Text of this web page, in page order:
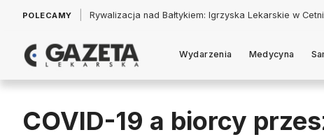
POLECAMY Łukasz Jankowski: Politycy w pogoni za króliczkiem
Wydarzenia Medycyna
COVID-19 a biorcy